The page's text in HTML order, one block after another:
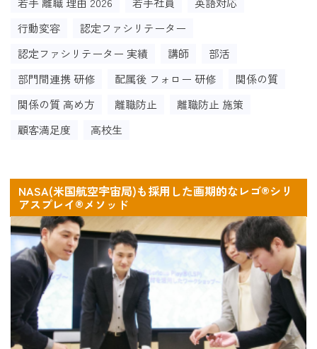
行動変容
認定ファシリテーター
認定ファシリテーター 実績
講師
部活
部門間連携 研修
配属後 フォロー 研修
関係の質
関係の質 高め方
離職防止
離職防止 施策
顧客満足度
高校生
NASA(米国航空宇宙局)も採用した画期的なレゴ®シリ
アスプレイ®メソッド